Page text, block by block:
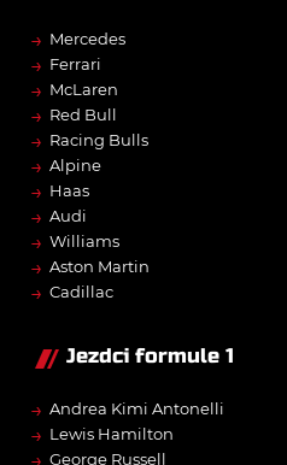
→ Mercedes
→ Ferrari
→ McLaren
→ Red Bull
→ Racing Bulls
→ Alpine
→ Haas
→ Audi
→ Williams
→ Aston Martin
→ Cadillac
Jezdci formule 1
→ Andrea Kimi Antonelli
→ Lewis Hamilton
George Russell